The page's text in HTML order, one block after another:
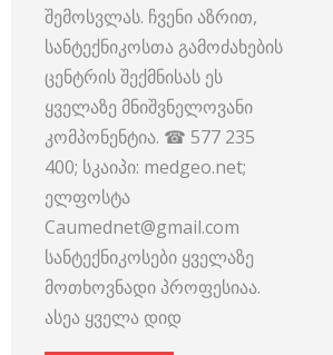
შემოსვლას. ჩვენი აზრით,
სანტექნიკოსთა გამოძახების
ცენტრის შექმნისას ეს
ყველაზე მნიშვნელოვანი
კომპონენტია. ☎ 577 235
400; სკაიპი: medgeo.net;
ელფოსტა
Caumednet@gmail.com
სანტექნიკოსები ყველაზე
მოთხოვნადი პროფესიაა.
ასეა ყველა დიდ